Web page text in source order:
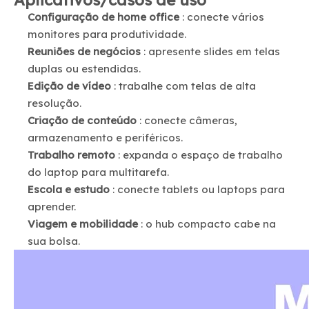
Configuração de home office : conecte vários
monitores para produtividade.
Reuniões de negócios : apresente slides em telas
duplas ou estendidas.
Edição de vídeo : trabalhe com telas de alta
resolução.
Criação de conteúdo : conecte câmeras,
armazenamento e periféricos.
Trabalho remoto : expanda o espaço de trabalho
do laptop para multitarefa.
Escola e estudo : conecte tablets ou laptops para
aprender.
Viagem e mobilidade : o hub compacto cabe na
sua bolsa.